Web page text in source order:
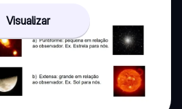
Visualizar